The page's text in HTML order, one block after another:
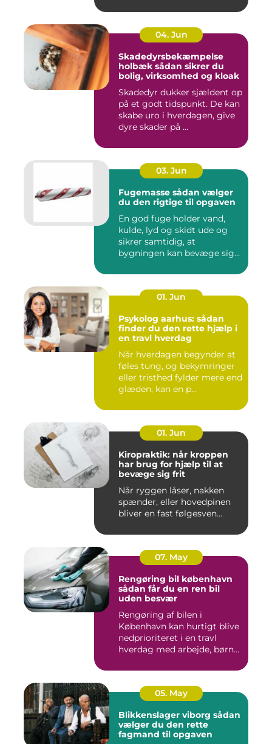
04. Jun
Skadedyrsbekæmpelse
holbæk sådan sikrer du
bolig, virksomhed og kloak
Skadedyr dukker sjældent op
på et godt tidspunkt. De kan
skabe uro i hverdagen, give
dyre skader på ...
03. Jun
Fugemasse sådan vælger
du den rigtige til opgaven
En god fuge holder vand,
kulde, lyd og skidt ude og
sikrer samtidig, at
bygningen kan bevæge sig
01. Jun
Psykolog aarhus: sådan
finder du den rette hjælp i
en travl hverdag
Når hverdagen begynder at
føles tung, og bekymringer
eller tristhed fylder mere end
glæden, kan en p...
01. Jun
Kiropraktik: når kroppen
har brug for hjælp til at
bevæge sig frit
Når ryggen låser, nakken
spænder, eller hovedpinen
bliver en fast følgesven...
07. May
Rengøring bil københavn
sådan får du en ren bil
uden besvær
Rengøring af bilen i
København kan hurtigt blive
nedprioriteret i en travl
hverdag med arbejde, børn...
05. May
Blikkenslager viborg sådan
vælger du den rette
fagmand til opgaven